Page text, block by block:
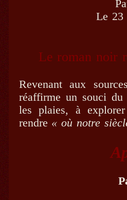
Le 23
Le roman noir
Revenant aux
réaffirme un souci
les plaies, à
rendre « où notre